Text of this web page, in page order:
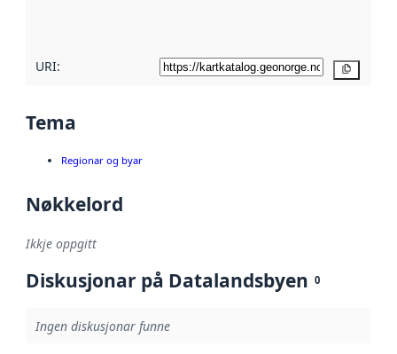
URI:
Tema
Regionar og byar
Nøkkelord
Ikkje oppgitt
Diskusjonar på Datalandsbyen 0
Ingen diskusjonar funne